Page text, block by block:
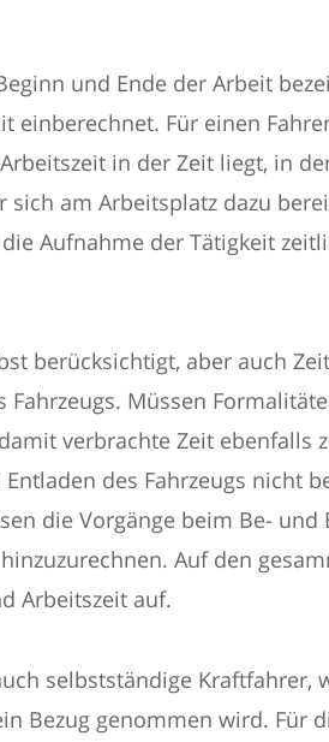
und Ende der Arbeit
einberechnet. Für einen
in der Zeit liegt, in
am Arbeitsplatz dazu
Aufnahme der Tätigkeit
berücksichtigt, aber auch
Müssen
verbrachte Zeit ebenfalls
des Fahrzeugs nicht
die Vorgänge beim Be- und
Auf den
Arbeitszeit auf.
selbstständige Kraftfahrer,
Bezug genommen wird. Für